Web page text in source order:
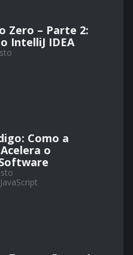
Zero – Parte 2:
IntelliJ IDEA
Como a
o
JavaScript